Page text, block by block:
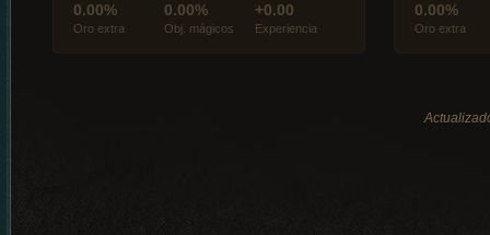
0.00%
Oro extra
0.00%
Obj. mágicos
+0.00
Experiencia
0.00%
Oro extra